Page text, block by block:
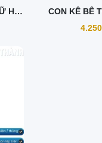
H -
CON KÊ BÊ